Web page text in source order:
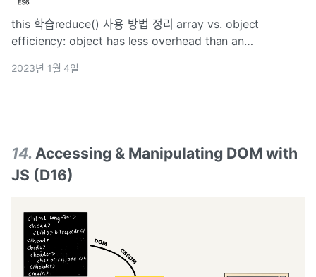
this 학습reduce() 사용 방법 정리 array vs. object
efficiency: object has less overhead than an
create/allocate contiguo
2023년 1월 4일
14. Accessing & Manipulating DOM with
JS (D16)